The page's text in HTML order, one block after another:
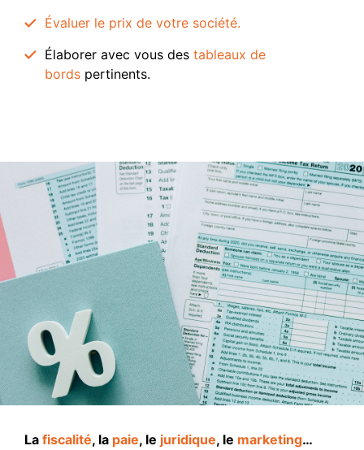
Évaluer le prix de votre société.
Élaborer avec vous des tableaux de
bords pertinents.
La fiscalité, la paie, le juridique, le marketing…